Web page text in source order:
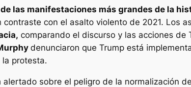
las manifestaciones más grandes de la
con el asalto violento de 2021. Los
comparando el discurso y las acciones
denunciaron que Trump está
protesta.
sobre el peligro de la normalización